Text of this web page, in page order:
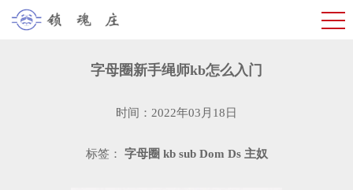
字母圈新手绳师kb怎么入门
时间：2022年03月18日
标签： 字母圈 kb sub Dom Ds 主奴